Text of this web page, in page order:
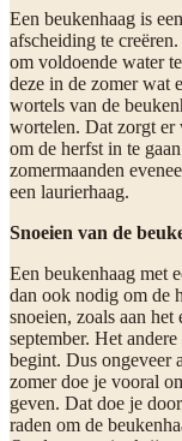
Een beukenhaag is
afscheiding te
om voldoende water
deze in de zomer wat
wortels van de
wortelen. Dat zorgt er
om de herfst in te
zomermaanden
een laurierhaag.
Snoeien van de
Een beukenhaag met
dan ook nodig om de
snoeien, zoals aan
september. Het
begint. Dus ongeveer
zomer doe je vooral
geven. Dat doe je
raden om de